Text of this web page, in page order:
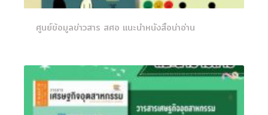
ศูนย์ข้อมูลข่าวสาร สศอ แนะนำหนังสือน่าอ่าน